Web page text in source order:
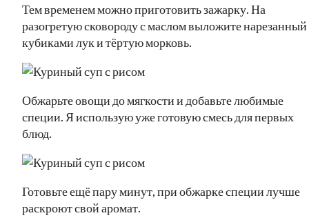
Тем временем можно приготовить зажарку. На
разогретую сковороду с маслом выложите нарезанный
кубиками лук и тёртую морковь.
Обжарьте овощи до мягкости и добавьте любимые
специи. Я использую уже готовую смесь для первых
блюд.
Готовьте ещё пару минут, при обжарке специи лучше
раскроют свой аромат.